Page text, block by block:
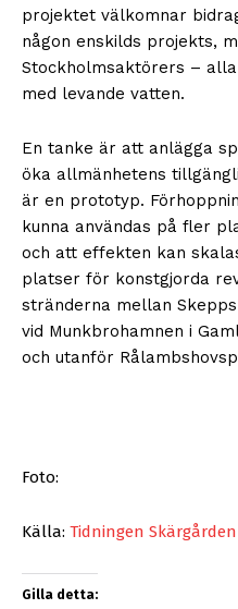
projektet välkomnar
någon enskilds projekts,
Stockholmsaktörers –
med levande vatten.
En tanke är att anlägga
öka allmänhetens
är en prototyp.
kunna användas på fler
och att effekten kan
platser för konstgjorda
stränderna mellan
vid Munkbrohamnen i
och utanför
Foto:
Källa: Tidningen Skärgården
Gilla detta: